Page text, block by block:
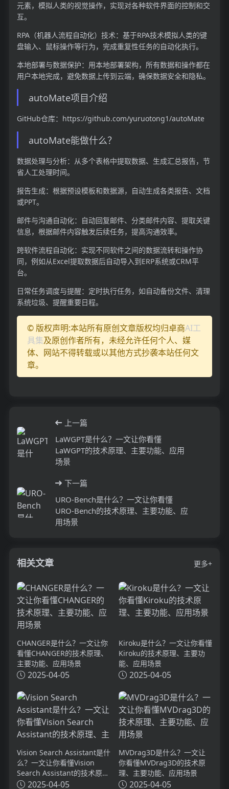
元素，模拟人类的视觉操作，实现对各种软件界面的控制和交
互。
RPA（机器人流程自动化）技术：基于RPA技术模拟人类的键
盘输入、鼠标操作等行为，完成重复性任务的自动化执行。
本地部署与数据保护：用本地部署架构，所有数据和操作都在
用户本地完成，避免数据上传到云端，确保数据安全和隐私。
autoMate项目介绍
GitHub仓库：https://github.com/yuruotong1/autoMate
autoMate能做什么？
数据处理与分析：从多个表格中提取数据、生成汇总报告，节
省人工处理时间。
报告生成：根据预设模板和数据源，自动生成各类报告、文档
或PPT。
邮件与沟通自动化：自动回复邮件、分类邮件内容、提取关键
信息，根据邮件内容触发后续任务，提高沟通效率。
跨软件流程自动化：实现不同软件之间的数据流转和操作协
同，例如从Excel提取数据后自动导入到ERP系统或CRM平
台。
日常任务调度与提醒：定时执行任务，如自动备份文件、清理
系统垃圾、提醒重要日程。
© 版权声明:本站所有原创文章版权均归卓商AI工
具集及原创作者所有，未经允许任何个人、媒
体、网站不得转载或以其他方式抄袭本站任何文
章。
上一篇
LaWGPT是什么？一文让你看懂
LaWGPT的技术原理、主要功能、应用
场景
下一篇
URO-Bench是什么？一文让你看懂
URO-Bench的技术原理、主要功能、应
用场景
相关文章 更多+
CHANGER是什么？一文让你
看懂CHANGER的技术原理、
主要功能、应用场景
2025-04-05
Kiroku是什么？一文让你看懂
Kiroku的技术原理、主要功
能、应用场景
2025-04-05
Vision Search Assistant是什
么？一文让你看懂Vision
Search Assistant的技术原
理、主要功能、应用场景
2025-04-05
MVDrag3D是什么？一文让
你看懂MVDrag3D的技术原
理、主要功能、应用场景
2025-04-05